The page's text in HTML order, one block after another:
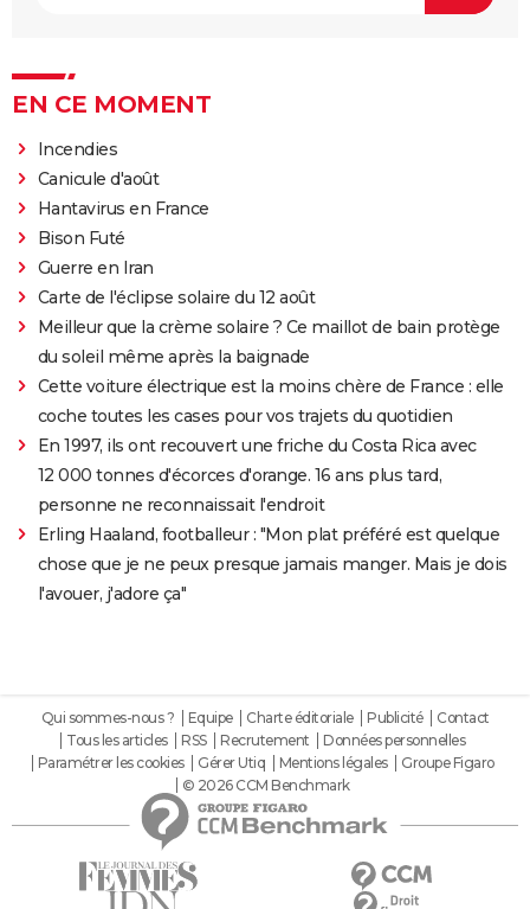
EN CE MOMENT
Incendies
Canicule d'août
Hantavirus en France
Bison Futé
Guerre en Iran
Carte de l'éclipse solaire du 12 août
Meilleur que la crème solaire ? Ce maillot de bain protège
du soleil même après la baignade
Cette voiture électrique est la moins chère de France : elle
coche toutes les cases pour vos trajets du quotidien
En 1997, ils ont recouvert une friche du Costa Rica avec
12 000 tonnes d'écorces d'orange. 16 ans plus tard,
personne ne reconnaissait l'endroit
Erling Haaland, footballeur : "Mon plat préféré est quelque
chose que je ne peux presque jamais manger. Mais je dois
l'avouer, j'adore ça"
Qui sommes-nous ? Equipe Charte éditoriale Publicité
Contact
Tous les articles
RSS Recrutement
Données personnelles
Paramétrer les cookies
Gérer Utiq Mentions légales
Groupe Figaro
© 2026 CCM Benchmark